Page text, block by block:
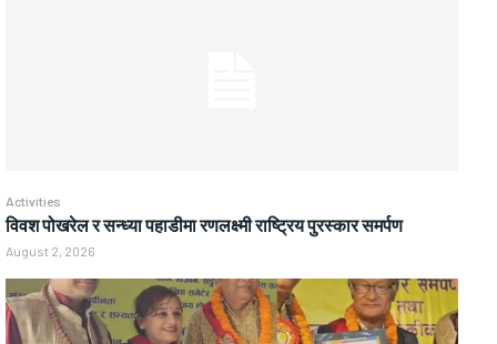
Activities
विवश पोखरेल र सन्ध्या पहाडीमा रणलक्ष्मी राष्ट्रिय पुरस्कार समर्पण
August 2, 2026